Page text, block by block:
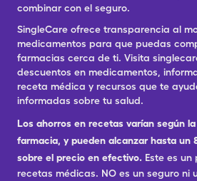
combinar con el seguro.
SingleCare ofrece transparencia al
medicamentos para que puedas
farmacias cerca de ti. Visita
descuentos en medicamentos,
receta médica y recursos que te
informadas sobre tu salud.
Los ahorros en recetas varían según
farmacia, y pueden alcanzar hasta un
sobre el precio en efectivo. Este es
recetas médicas. NO es un seguro ni